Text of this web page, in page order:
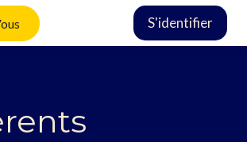
S'identifier